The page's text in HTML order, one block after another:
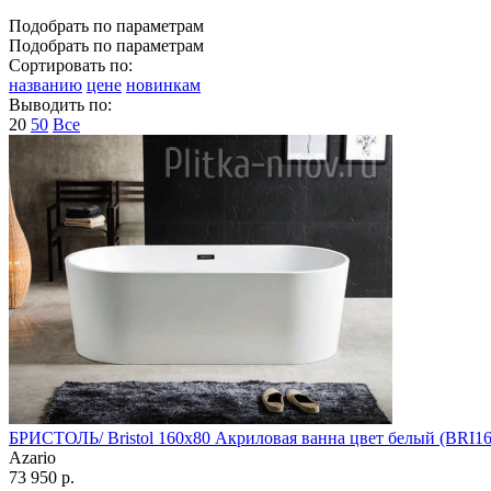
Подобрать по параметрам
Подобрать по параметрам
Сортировать по:
названию цене новинкам
Выводить по:
20 50 Все
БРИСТОЛЬ/ Bristol 160х80 Акриловая ванна цвет белый
Azario
73 950 р.